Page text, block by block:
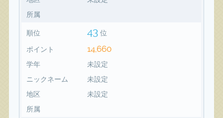
所属
順位 43 位
ポイント 14,660
学年
未設定
ニックネーム
未設定
地区
未設定
所属